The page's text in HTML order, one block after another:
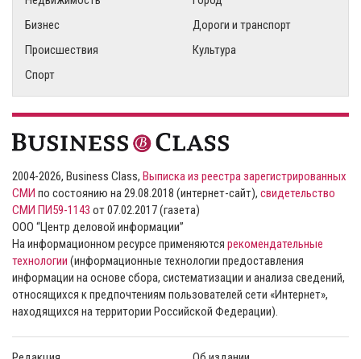
Бизнес
Дороги и транспорт
Происшествия
Культура
Спорт
2004-2026, Business Class, Выписка из реестра зарегистрированных
СМИ по состоянию на 29.08.2018 (интернет-сайт), свидетельство
СМИ ПИ59-1143 от 07.02.2017 (газета)
ООО “Центр деловой информации”
На информационном ресурсе применяются рекомендательные
технологии (информационные технологии предоставления
информации на основе сбора, систематизации и анализа сведений,
относящихся к предпочтениям пользователей сети «Интернет»,
находящихся на территории Российской Федерации).